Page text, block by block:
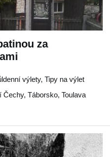
za
výlety, Tipy na výlet
Čechy, Táborsko, Toulava